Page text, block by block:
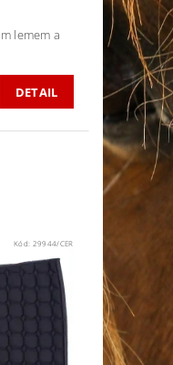
lemem a
DETAIL
Kód: 29944/CER